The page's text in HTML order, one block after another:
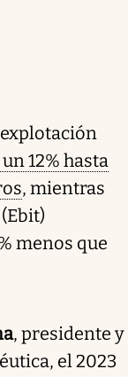
12% hasta
, mientras
menos que
, presidente y
el 2023